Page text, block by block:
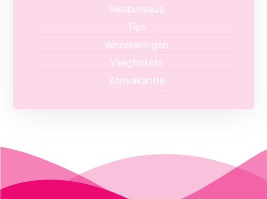
Reisbureaus
Tips
Verzekeringen
Vliegtickets
Zonvakantie